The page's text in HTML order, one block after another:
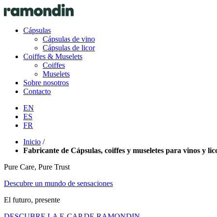
Cápsulas
Cápsulas de vino
Cápsulas de licor
Coiffes & Muselets
Coiffes
Muselets
Sobre nosotros
Contacto
EN
ES
FR
Inicio /
Fabricante de Cápsulas, coiffes y museletes para vinos y
Pure Care, Pure Trust
Descubre un mundo de sensaciones
El futuro, presente